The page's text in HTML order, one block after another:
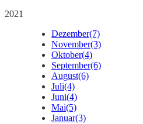
2021
Dezember(7)
November(3)
Oktober(4)
September(6)
August(6)
Juli(4)
Juni(4)
Mai(5)
Januar(3)